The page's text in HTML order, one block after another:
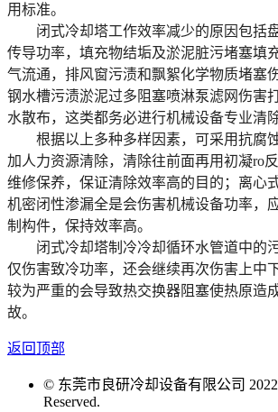
用标准。
闭式冷却塔工作效率减少的原因包括
传导功率，填充物结垢及淤泥脏污堵塞填
气流通，排风窗污渍和飘絮化学物质堵塞
钢水槽污渍淤泥过多阻塞喷淋泵滤网伤害
水散布，这类都务必进行机械设备专业清除
根据以上多种多样因素，可采用抗腐
加人力资源清除，清除往前面再用初凝ro
维修保养，保证清除效率高的目的；离心
机密闭性渗漏全是会伤害机械设备功率，
制构件，保持效率高。
闭式冷却塔制冷冷却循环水管道中的
仅伤害致冷功率，还会继续再次伤害上中
较为严重的会导致热交换器阻塞使热原造
故。
返回顶部
© 东莞市良研冷却设备有限公司
Reserved.